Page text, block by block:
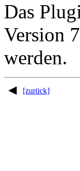
Das
Version
werden.
[zurück]